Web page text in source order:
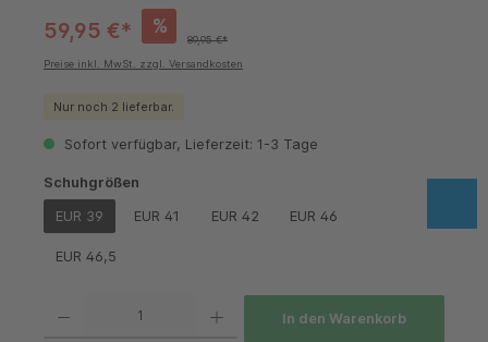
59,95 €* %
89,95 €*
Preise inkl. MwSt. zzgl. Versandkosten
Nur noch 2 lieferbar.
Sofort verfügbar, Lieferzeit: 1-3 Tage
Schuhgrößen
EUR 39 EUR 41 EUR 42 EUR 46
EUR 46,5
In den Warenkorb